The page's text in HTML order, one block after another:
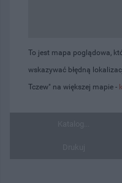
To jest mapa poglądowa,
wskazywać błędną
Tczew" na większej mapie -